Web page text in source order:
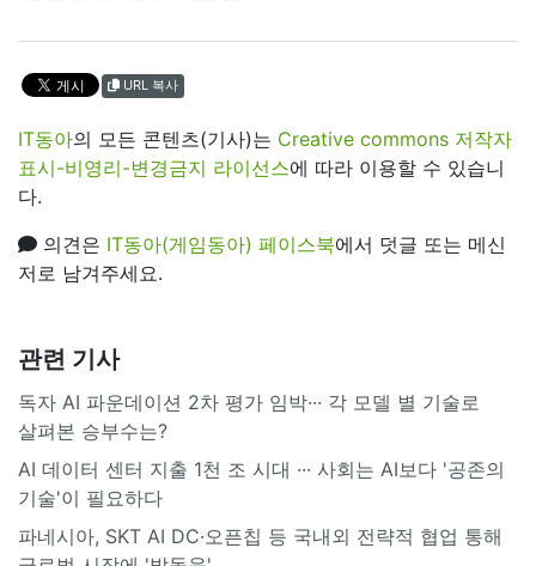
URL 복사
IT동아의 모든 콘텐츠(기사)는 Creative commons 저작자
표시-비영리-변경금지 라이선스에 따라 이용할 수 있습니
다.
의견은 IT동아(게임동아) 페이스북에서 덧글 또는 메신
저로 남겨주세요.
관련 기사
독자 AI 파운데이션 2차 평가 임박··· 각 모델 별 기술로
살펴본 승부수는?
AI 데이터 센터 지출 1천 조 시대 ··· 사회는 AI보다 '공존의
기술'이 필요하다
파네시아, SKT AI DC·오픈칩 등 국내외 전략적 협업 통해